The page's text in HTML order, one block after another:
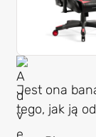
Jest ona
tego, jak ją